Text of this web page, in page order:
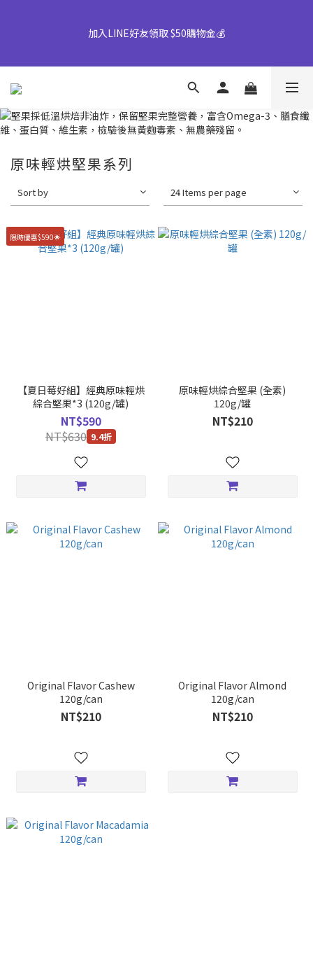
詢價或致電專人服務 04-25355777#25
加入LINE好友領取 $50購物金💰
👉風味堅果系列(鹹蛋肉鬆除外)產地將移轉至越南，商品皆有經過
放心選購。
【早鳥優惠倒數中】中秋禮盒82折起｜50盒以上另享優惠➤ 點我
詢價或致電專人服務 04-25355777#25
原味輕烘堅果系列
Sort by 24 Items per page
限時優惠$590🌟
【夏日莓好組】經典原味輕烘
綜合堅果*3 (120g/罐)
NT$590
NT$630 9.4折
原味輕烘綜合堅果 (全素)
120g/罐
NT$210
Original Flavor Cashew
120g/can
NT$210
Original Flavor Almond
120g/can
NT$210